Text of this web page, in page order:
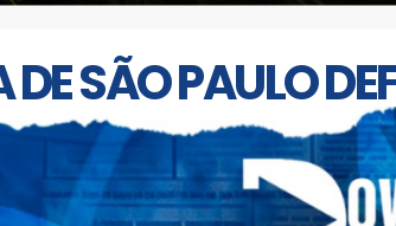
DE SÃO PAULO